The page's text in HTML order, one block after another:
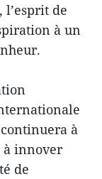
de
à un
à
innover
de